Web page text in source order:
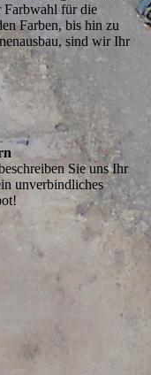
Farbwahl für die
Farben, bis hin zu
sind wir Ihr
Sie uns Ihr
unverbindliches